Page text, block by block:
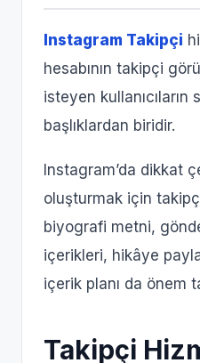
Instagram Takipçi
hesabının takipçi
isteyen kullanıcıların
başlıklardan biridir.
Instagram’da dikkat
oluşturmak için takipçi
biyografi metni,
içerikleri, hikâye
içerik planı da önem
Takipçi